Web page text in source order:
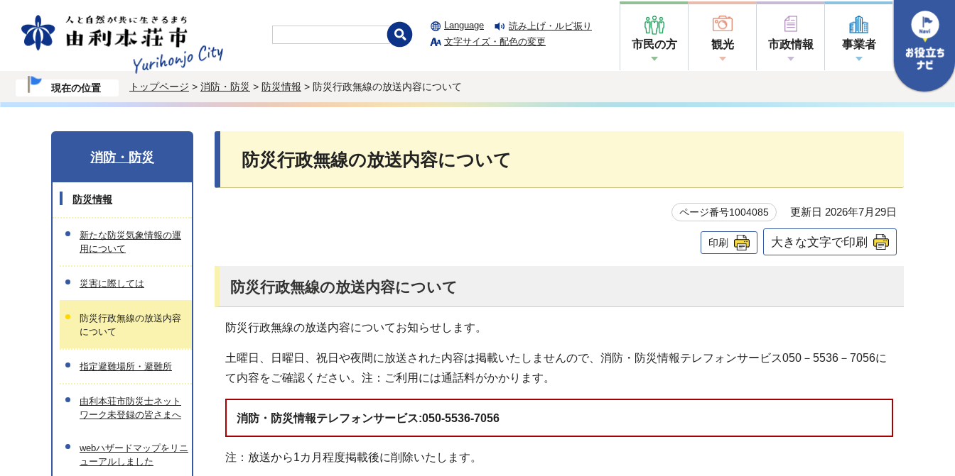
Language
読み上げ・ルビ振り
文字サイズ・配色の変更
市民の方 観光 市政情報 事業者
現在の位置 トップページ > 消防・防災 > 防災情報 > 防災行政無線の放送内容について
防災行政無線の放送内容について
ページ番号1004085 更新日 2026年7月29日
印刷 大きな文字で印刷
防災行政無線の放送内容について
防災行政無線の放送内容についてお知らせします。
土曜日、日曜日、祝日や夜間に放送された内容は掲載いたしませんので、消防・防災情報テレフォンサービス050－5536－7056に
て内容をご確認ください。注：ご利用には通話料がかかります。
消防・防災情報テレフォンサービス:050-5536-7056
注：放送から1カ月程度掲載後に削除いたします。
消防・防災
防災情報
新たな防災気象情報の運
用について
災害に際しては
防災行政無線の放送内容
について
指定避難場所・避難所
由利本荘市防災士ネット
ワーク未登録の皆さまへ
webハザードマップをリニ
ューアルしました